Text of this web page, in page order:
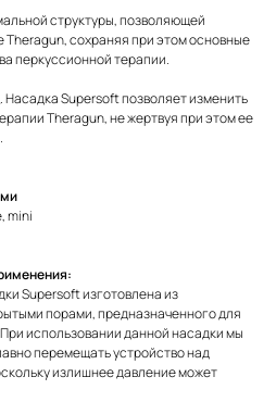
структуры, позволяющей
Theragun, сохраняя при этом основные
перкуссионной терапии.
Supersoft позволяет изменить
Theragun, не жертвуя при этом ее
mini
Supersoft изготовлена из
порами, предназначенного для
использовании данной насадки мы
перемещать устройство над
излишнее давление может